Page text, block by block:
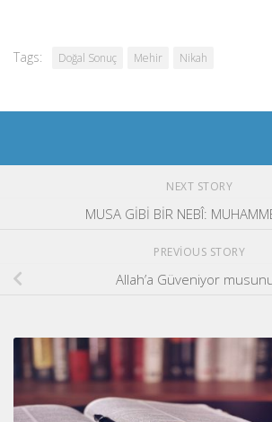
Tags: Doğal Sonuç Mehir Nikah
NEXT STORY
MUSA GİBİ BİR NEBÎ:
PREVIOUS STORY
Allah’a Güveniyor